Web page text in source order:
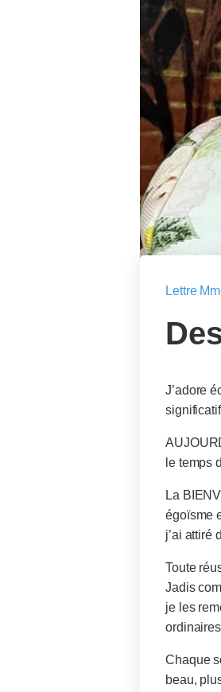
Lettre
J’adore
le temps
La
égoïsme
j’ai attiré
Toute
Jadis
je les
Chaque
beau,